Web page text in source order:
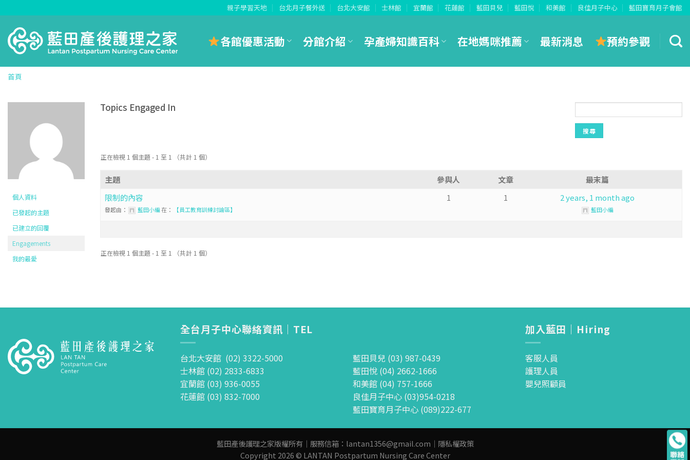
to
content
親子學習天地 台北月子餐外送 台北大安館 士林館 宜蘭館 花蓮館 藍田貝兒 藍田悅 和美館 良佳月子中心 藍田寶育月子會館
各館優惠活動 分館介紹 孕產婦知識百科 在地媽咪推薦 最新消息 預約參觀
首頁
個人資料
已發起的主題
已建立的回覆
Engagements
我的最愛
Topics Engaged In
正在檢視 1 個主題 - 1 至 1 （共計 1 個）
主題 參與人 文章
最末篇
限制的內容
發起由： 藍田小編在： 【員工教育訓練討論區】
1 1 2 years, 1 month ago
藍田小編
正在檢視 1 個主題 - 1 至 1 （共計 1 個）
全台月子中心聯絡資訊｜TEL
台北大安館 (02) 3322-5000
士林館 (02) 2833-6833
宜蘭館 (03) 936-0055
花蓮館 (03) 832-7000
藍田貝兒 (03) 987-0439
藍田悅 (04) 2662-1666
和美館 (04) 757-1666
良佳月子中心 (03)954-0218
藍田寶育月子中心 (089)222-677
加入藍田｜Hiring
客服人員
護理人員
嬰兒照顧員
藍田產後護理之家版權所有｜服務信箱： lantan1356@gmail.com ｜ 隱私權政策
Copyright 2026 © LANTAN Postpartum Nursing Care Center